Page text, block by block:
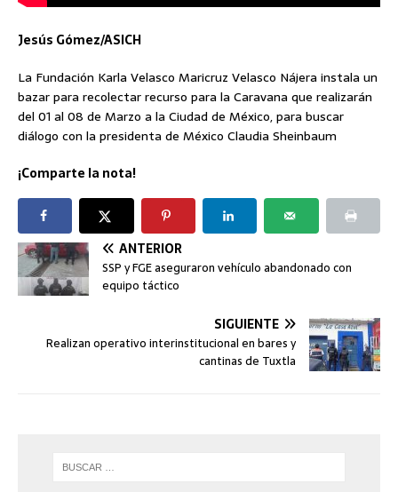
Jesús Gómez/ASICH
La Fundación Karla Velasco Maricruz Velasco Nájera instala un
bazar para recolectar recurso para la Caravana que realizarán
del 01 al 08 de Marzo a la Ciudad de México, para buscar
diálogo con la presidenta de México Claudia Sheinbaum
¡Comparte la nota!
ANTERIOR
SSP y FGE aseguraron vehículo abandonado con
equipo táctico
SIGUIENTE
Realizan operativo interinstitucional en bares y
cantinas de Tuxtla